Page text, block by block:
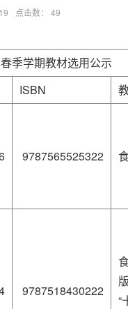
点击数： 49
学期教材选用公示
ISBN
9787565525322
9787518430222
“